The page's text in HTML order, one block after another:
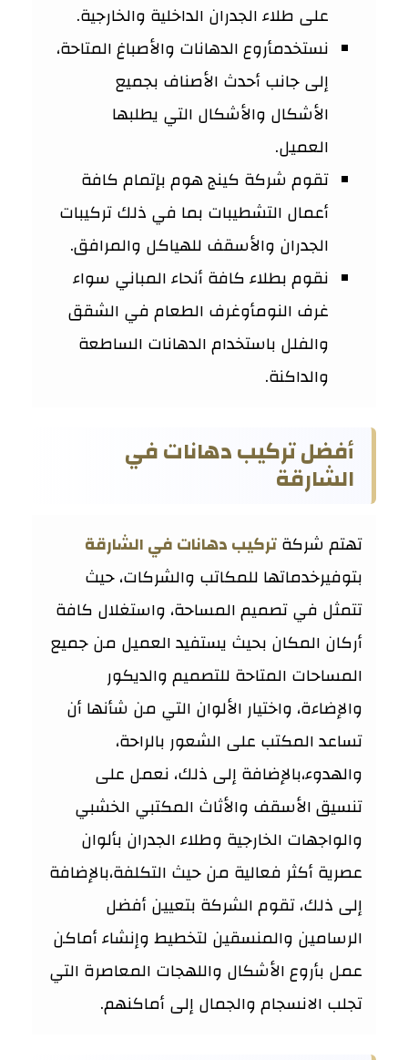
على طلاء الجدران الداخلية والخارجية.
نستخدمأروع الدهانات والأصباغ المتاحة،
إلى جانب أحدث الأصناف بجميع
الأشكال والأشكال التي يطلبها
العميل.
تقوم شركة كينج هوم بإتمام كافة
أعمال التشطيبات بما في ذلك تركيبات
الجدران والأسقف للهياكل والمرافق.
نقوم بطلاء كافة أنحاء المباني سواء
غرف النومأوغرف الطعام في الشقق
والفلل باستخدام الدهانات الساطعة
والداكنة.
أفضل تركيب دهانات في
الشارقة
تهتم شركةتركيب دهانات في الشارقة
بتوفيرخدماتها للمكاتب والشركات، حيث
تتمثل في تصميم المساحة، واستغلال كافة
أركان المكان بحيث يستفيد العميل من جميع
المساحات المتاحة للتصميم والديكور
والإضاءة، واختيار الألوان التي من شأنها أن
تساعد المكتب على الشعور بالراحة،
والهدوء،بالإضافة إلى ذلك، نعمل على
تنسيق الأسقف والأثاث المكتبي الخشبي
والواجهات الخارجية وطلاء الجدران بألوان
عصرية أكثر فعالية من حيث التكلفة،بالإضافة
إلى ذلك، تقوم الشركة بتعيين أفضل
الرسامين والمنسقين لتخطيط وإنشاء أماكن
عمل بأروع الأشكال واللهجات المعاصرة التي
تجلب الانسجام والجمال إلى أماكنهم.